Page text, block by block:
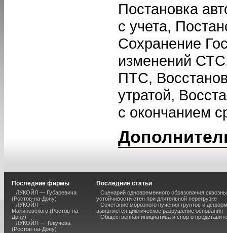
Постановка
с учета,
Сохранение
изменений
ПТС,
утратой,
с окончанием
Последние фирмы
ЛУКОЙЛ — Губаревича
(Ростов-на-Дону)
ЛУКОЙЛ —
Малиновского (Ростов-на-
Дону)
ЛУКОЙЛ — Текучева
(Ростов-на-Дону)
Последние статьи
Сценарий одновременного образования
устойчивости стен при длительной перегрузке
Сочетание морозного пучения грунтов и
выявляется циклическое разрушение основания
Общественная инициатива и спор о